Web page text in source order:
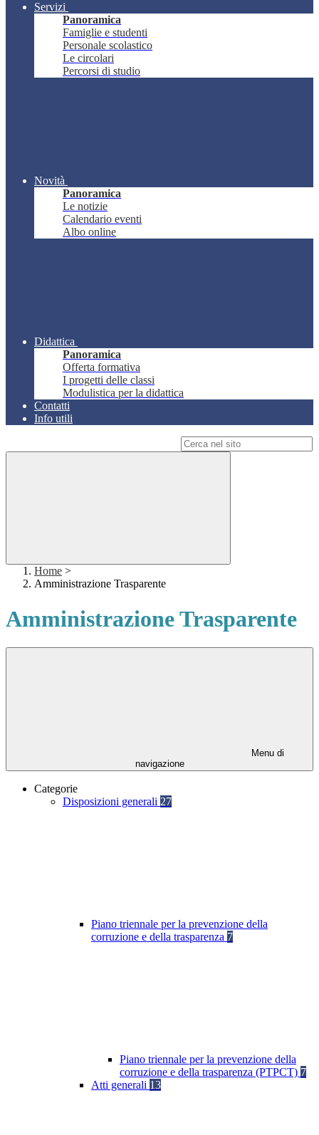
Servizi
Panoramica
Famiglie e studenti
Personale scolastico
Le circolari
Percorsi di studio
Novità
Panoramica
Le notizie
Calendario eventi
Albo online
Didattica
Panoramica
Offerta formativa
I progetti delle classi
Modulistica per la didattica
Contatti
Info utili
Home >
Amministrazione Trasparente
Amministrazione Trasparente
Menu di
navigazione
Categorie
Disposizioni generali 27
Piano triennale per la prevenzione della
corruzione e della trasparenza 7
Piano triennale per la prevenzione della
corruzione e della trasparenza (PTPCT) 7
Atti generali 13